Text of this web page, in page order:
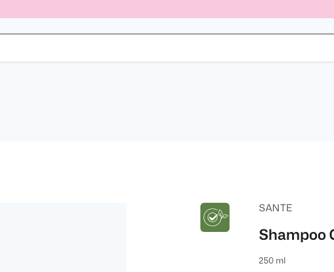
SANTE
Shampoo
250 ml